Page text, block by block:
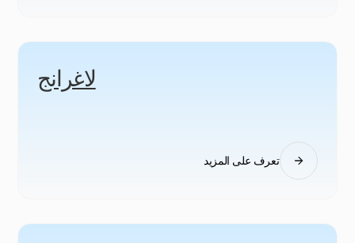
لاغرانج
تعرف على المزيد